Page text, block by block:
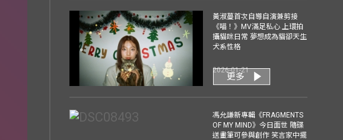
黃淑蔓首次自導自演兼剪接
《喵！》MV滿足私心 上環拍
攝貓咪日常 夢想成為貓卻天生
犬系性格
2026-01-21
更多
馮允謙新專輯《FRAGMENTS
OF MY MIND》今日面世 隨碟
送畫筆可參與創作 笑言家中擺